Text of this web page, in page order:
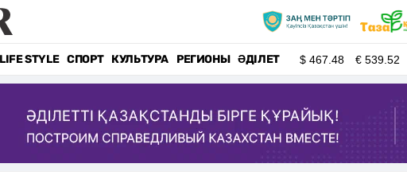
LIFE STYLE СПОРТ КУЛЬТУРА РЕГИОНЫ ӘДІЛЕТ $467.48 €539.52